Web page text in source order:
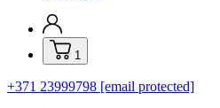
1
+371 23999798 [email protected]